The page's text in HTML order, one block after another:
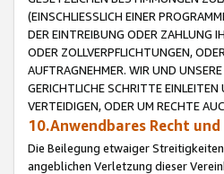
(EINSCHLIESSLICH EINER
DER EINTREIBUNG ODER ZAHLUNG
ODER ZOLLVERPFLICHTUNGEN,
AUFTRAGNEHMER. WIR UND
GERICHTLICHE SCHRITTE
VERTEIDIGEN, ODER UM RECHTE
10.Anwendbares Recht
Die Beilegung etwaiger
angeblichen Verletzung dieser